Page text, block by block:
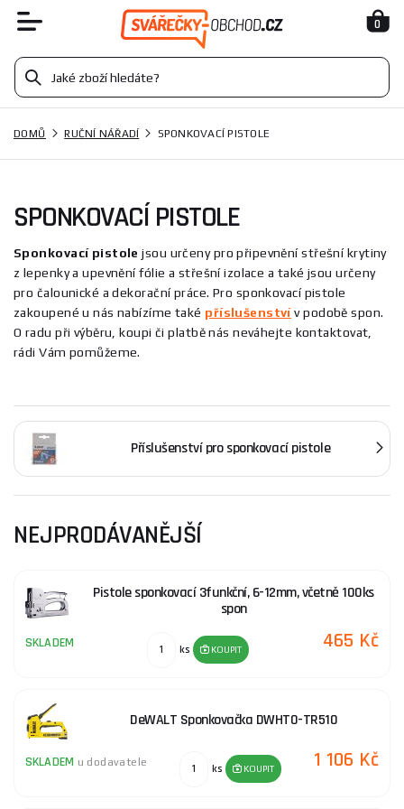
0
DOMŮ RUČNÍ NÁŘADÍ SPONKOVACÍ PISTOLE
SPONKOVACÍ PISTOLE
Sponkovací pistole jsou určeny pro připevnění střešní krytiny
z lepenky a upevnění fólie a střešní izolace a také jsou určeny
pro čalounické a dekorační práce. Pro sponkovací pistole
zakoupené u nás nabízíme také příslušenstvív podobě spon.
O radu při výběru, koupi či platbě nás neváhejte kontaktovat,
rádi Vám pomůžeme.
Příslušenství pro sponkovací pistole
NEJPRODÁVANĚJŠÍ
Pistole sponkovací 3funkční, 6-12mm, včetně 100ks
spon
SKLADEM ks KOUPIT 465 Kč
DeWALT Sponkovačka DWHT0-TR510
SKLADEM u dodavatele ks KOUPIT 1 106 Kč